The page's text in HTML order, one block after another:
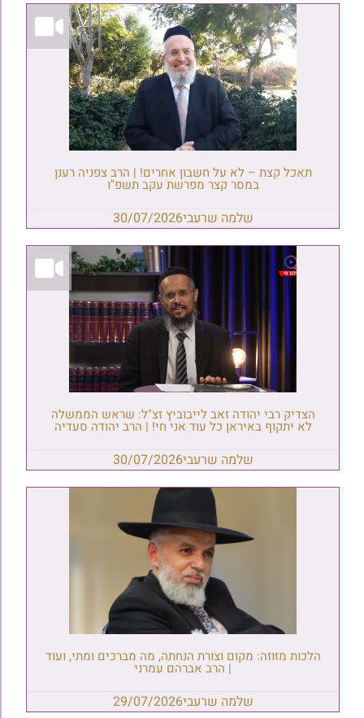
תאכל קצת – לא על חשבון אחרים! | הרב צפניה רענן
במסר קצר מפרשת עקב תשפ"ו
שלמה שרעבי30/07/2026
הצדיק רבי יהודה זאב לייבוביץ זצ"ל: שראש הממשלה
לא יתקוף באיראן כל עוד אני חי! | הרב יהודה סעדיה
שלמה שרעבי30/07/2026
הלכות מזוזה: מקום וצורת הנחתה, מה מברכים ומתי, ועוד
| הרב אברהם עמרני
שלמה שרעבי29/07/2026